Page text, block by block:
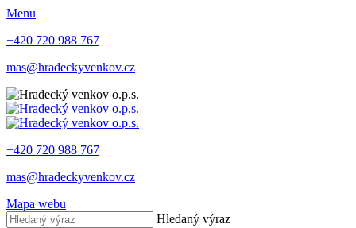
Menu
+420 720 988 767
mas@hradeckyvenkov.cz
+420 720 988 767
mas@hradeckyvenkov.cz
Mapa webu
Hledaný výraz